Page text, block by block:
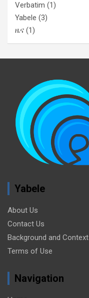
Verbatim (1)
Yabele (3)
ዜና (1)
Yabele
About Us
Contact Us
Background and Context
Terms of Use
Navigation